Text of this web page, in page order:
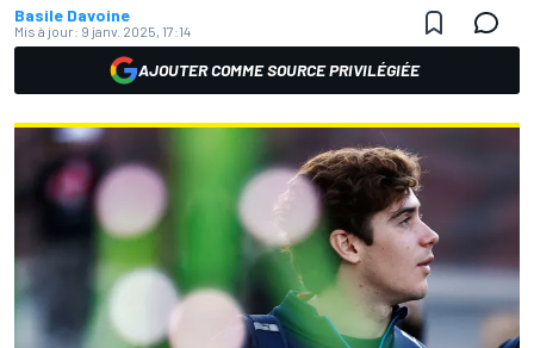
Basile Davoine
Mis à jour: 9 janv. 2025, 17:14
AJOUTER COMME SOURCE PRIVILÉGIÉE